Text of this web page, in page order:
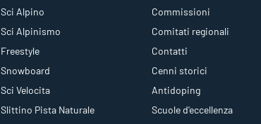
Sci Alpino
Sci Alpinismo
Freestyle
Snowboard
Sci Velocita
Slittino Pista Naturale
Commissioni
Comitati regionali
Contatti
Cenni storici
Antidoping
Scuole d'eccellenza